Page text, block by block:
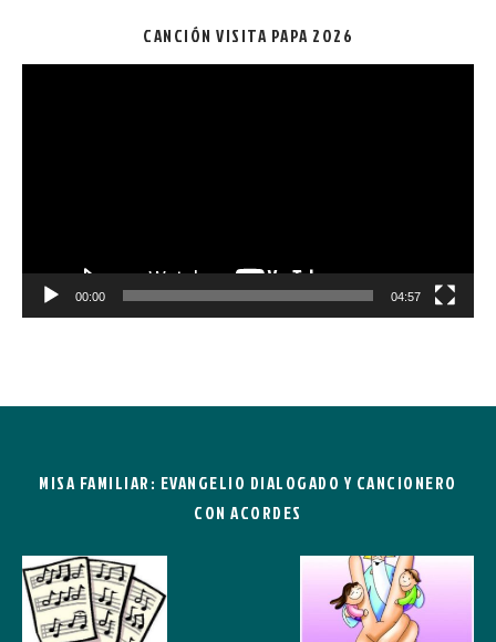
CANCIÓN VISITA PAPA 2026
00:00 04:57
MISA FAMILIAR: EVANGELIO DIALOGADO Y CANCIONERO
CON ACORDES